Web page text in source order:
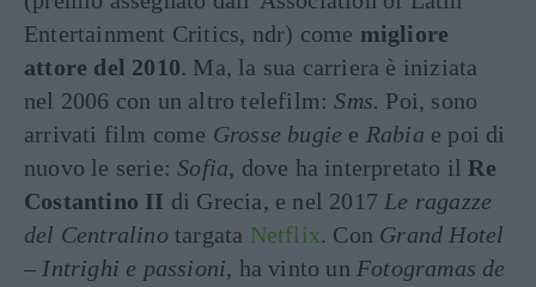
Entertainment Critics, ndr) come migliore
attore del 2010. Ma, la sua carriera è iniziata
nel 2006 con un altro telefilm:Sms. Poi, sono
arrivati film come Grosse bugie e Rabia e poi di
nuovo le serie:Sofia, dove ha interpretato ilRe
Costantino II di Grecia, e nel 2017 Le ragazze
del Centralino targata Netflix. Con Grand Hotel
– Intrighi e passioni, ha vinto un Fotogramas de